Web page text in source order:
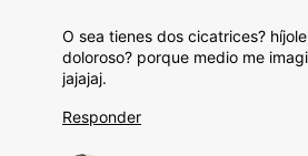
O sea tienes dos cicatrices?
doloroso? porque medio me
jajajaj.
Responder